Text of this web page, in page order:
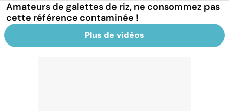
Amateurs de galettes de riz, ne consommez pas
cette référence contaminée !
Plus de vidéos